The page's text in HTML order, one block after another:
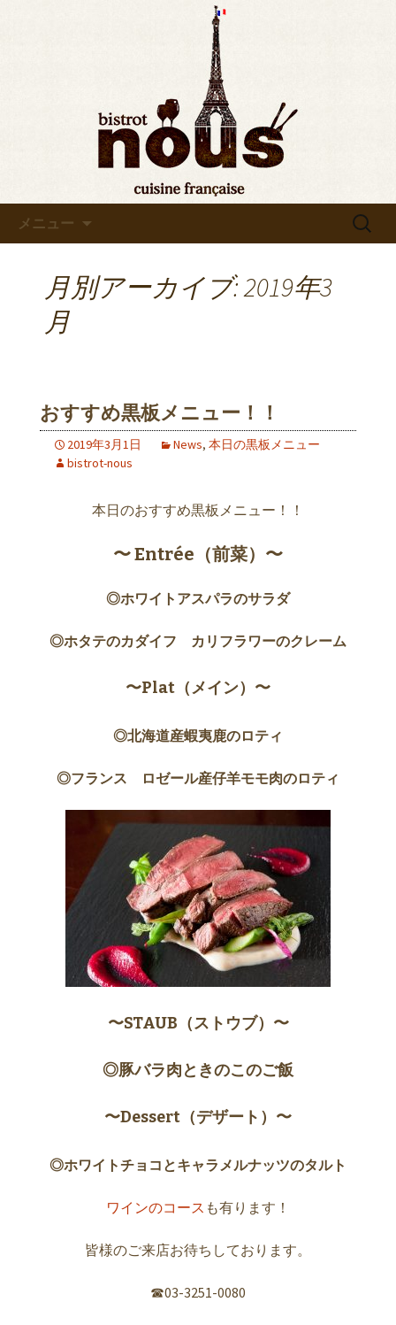
◆東京・秋葉原◆ビストロヌ
ー“bistrot nous”よりお知らせ
東京・秋葉原のビストロヌー“bistrot
nous”の最新情報をお知らせします。フ
レンチが美味しい当店の新メニューや
おすすめワインの入荷情報、メディア
情報などさまざまなお知らせをします
ので、ぜひご覧ください。
メニュー
検
月別アーカイブ: 2019年3
月
おすすめ黒板メニュー！！
2019年3月1日 News, 本日の黒板メニュー
bistrot-nous
本日のおすすめ黒板メニュー！！
〜 Entrée（前菜）〜
◎ホワイトアスパラのサラダ
◎ホタテのカダイフ カリフラワーのクレーム
〜Plat（メイン）〜
◎北海道産蝦夷鹿のロティ
◎フランス ロゼール産仔羊モモ肉のロティ
〜STAUB（ストウブ）〜
◎豚バラ肉ときのこのご飯
〜Dessert（デザート）〜
◎ホワイトチョコとキャラメルナッツのタルト
ワインのコース も有ります！
皆様のご来店お待ちしております。
☎︎03-3251-0080